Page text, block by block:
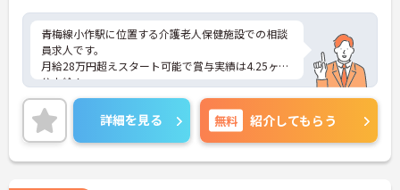
青梅線小作駅に位置する介護老人保健施設での相談
員求人です。
月給28万円超えスタート可能で賞与実績は4.25ヶ月
分支給！
土日祝はお休みで生活リズムがとりやすい☆
駅から徒歩圏内にあり、車通勤も可能ですので通勤
にも便利です。
ご興味のある方は面接対策ポイントなどお話致しま
すのでお気軽にお問い合わせください。
詳細を見る 無料 紹介してもらう